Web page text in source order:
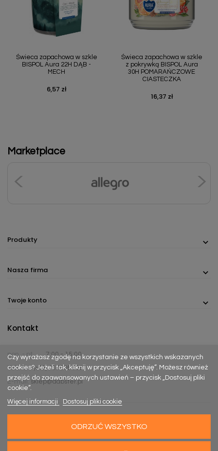
Świeca zapachowa w szkle
BISPOL Aura 22H DĄB -
MECH
Cena
6,57 zł
Świeca zapachowa w szkle
z pokrywką BISPOL Aura
30H POMARAŃCZOWE
CIASTECZKA
Cena
16,37 zł
Marketplace
Produkty
Nasza firma
Twoje konto
Czy wyrażasz zgodę na korzystanie ze wszystkich wskazanych
cookies? Jeżeli tak, kliknij w przycisk „Akceptuję”. Możesz również
przejść do zaawansowanych ustawień – przycisk „Dostosuj pliki
cookie”.
Więcej informacji
Dostosuj pliki cookie
ODRZUĆ WSZYSTKO
Kontakt
pon. - pt.
7:00 - 15:00
Telefon:(+48) 737 305 306
E-mail: sklep@dabster.pl